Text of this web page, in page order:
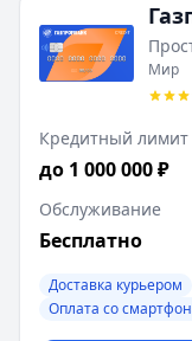
Мир
Кредитный лимит
до 1 000 000 ₽
Обслуживание
Бесплатно
Доставка курьером
Оплата со